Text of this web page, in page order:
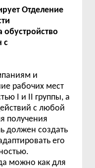
Отделение
обустройство
с
и
рабочих мест
I и II группы, а
с любой
получения
должен создать
его
можно как для